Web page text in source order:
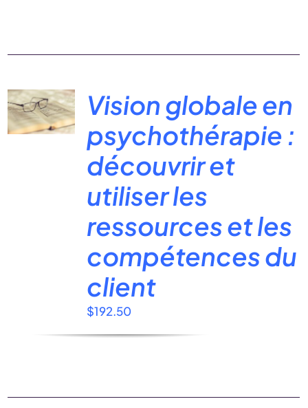
Vision globale en
psychothérapie :
découvrir et
utiliser les
ressources et les
compétences du
client
$192.50